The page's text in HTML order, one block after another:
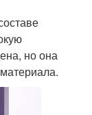
но она